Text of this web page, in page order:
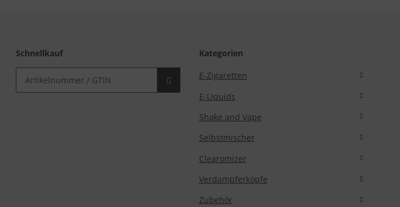
Schnellkauf Kategorien
E-Zigaretten
E-Liquids
Shake and Vape
Selbstmischer
Clearomizer
Verdampferköpfe
Zubehör